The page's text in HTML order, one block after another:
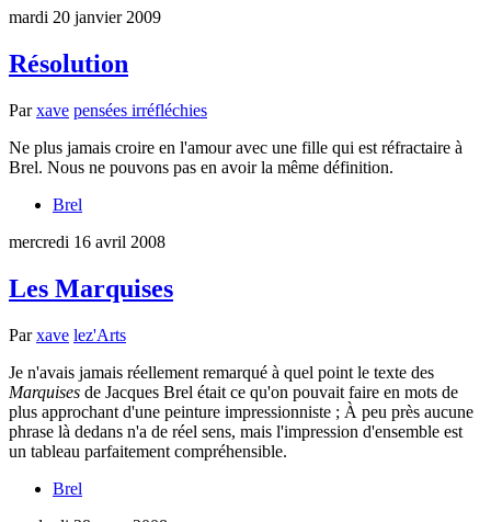
mardi 20 janvier 2009
Résolution
Parxave pensées irréfléchies
Ne plus jamais croire en l'amour avec une fille qui est réfractaire à
Brel. Nous ne pouvons pas en avoir la même définition.
Brel
mercredi 16 avril 2008
Les Marquises
Parxave lez'Arts
Je n'avais jamais réellement remarqué à quel point le texte des
Marquises de Jacques Brel était ce qu'on pouvait faire en mots de
plus approchant d'une peinture impressionniste ; À peu près aucune
phrase là dedans n'a de réel sens, mais l'impression d'ensemble est
un tableau parfaitement compréhensible.
Brel